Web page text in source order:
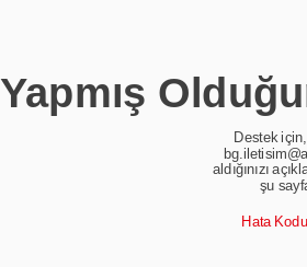
Yapmış
Destek
aldığınızı
şu
Hata